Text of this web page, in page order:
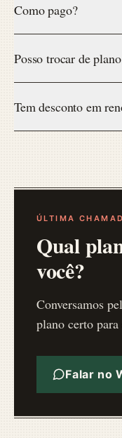
Como pago?
Posso trocar de
Tem desconto em
ÚLTIMA
Qual
você?
Conversamos
plano certo
Falar no